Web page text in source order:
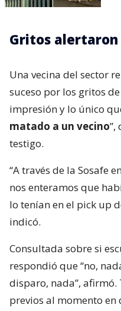
Gritos
Una vecina del sector
suceso por los gritos
impresión y lo único
matado a un vecino”,
testigo.
“A través de la Sosafe
nos enteramos que
lo tenían en el pick up
indicó.
Consultada sobre si
respondió que “no,
disparo, nada”,
previos al momento en